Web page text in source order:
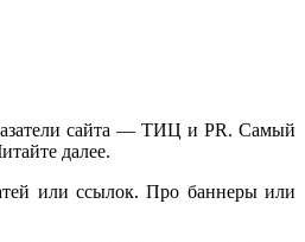
сайта — ТИЦ и PR. Самый
далее.
или ссылок. Про баннеры или